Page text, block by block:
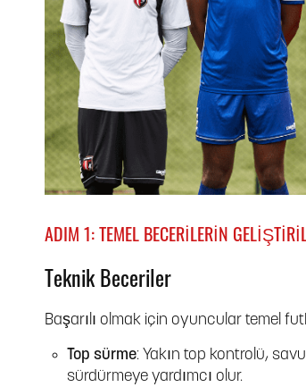
ADIM 1: TEMEL BECERILERIN
Teknik Beceriler
Başarılı olmak için oyuncular temel
Top sürme: Yakın top kontrolü,
sürdürmeye yardımcı olur.